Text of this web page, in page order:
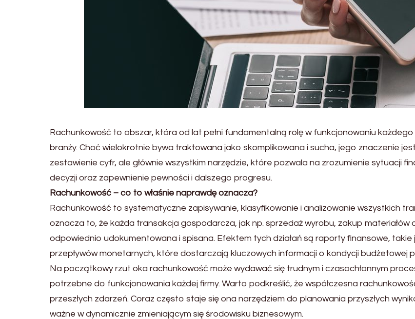
Rachunkowość to obszar, która od lat pełni fundamentalną rolę w funkcjonowaniu
branży. Choć wielokrotnie bywa traktowana jako skomplikowana i sucha, jego znaczenie
zestawienie cyfr, ale głównie wszystkim narzędzie, które pozwala na zrozumienie sytuacji
decyzji oraz zapewnienie pewności i dalszego progresu.
Rachunkowość – co to właśnie naprawdę oznacza?
Rachunkowość to systematyczne zapisywanie, klasyfikowanie i analizowanie wszystkich
oznacza to, że każda transakcja gospodarcza, jak np. sprzedaż wyrobu, zakup materiałów
odpowiednio udokumentowana i spisana. Efektem tych działań są raporty finansowe,
przepływów monetarnych, które dostarczają kluczowych informacji o kondycji budżetowej
Na początkowy rzut oka rachunkowość może wydawać się trudnym i czasochłonnym
potrzebne do funkcjonowania każdej firmy. Warto podkreślić, że współczesna
przeszłych zdarzeń. Coraz często staje się ona narzędziem do planowania przyszłych
ważne w dynamicznie zmieniającym się środowisku biznesowym.